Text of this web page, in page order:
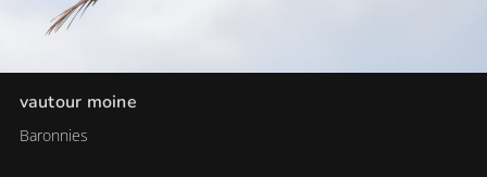
vautour moine
Baronnies